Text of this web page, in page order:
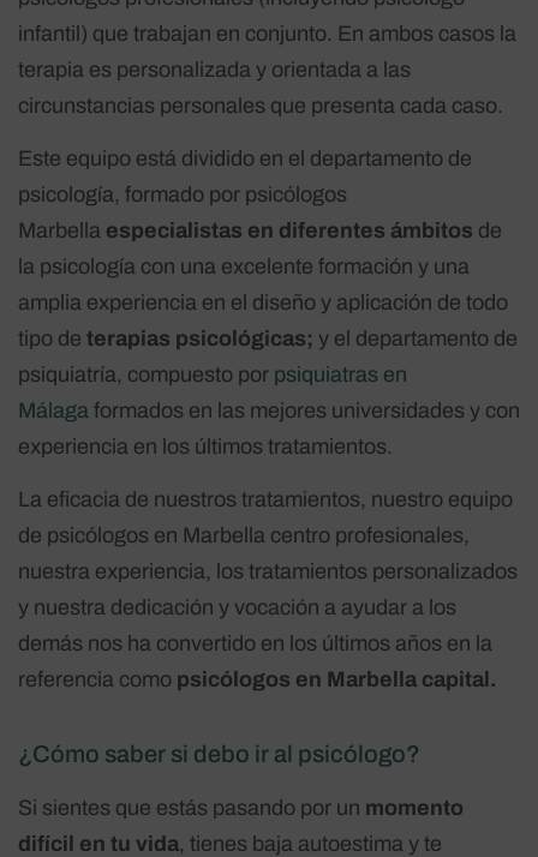
infantil) que trabajan en conjunto. En ambos casos la
terapia es personalizada y orientada a las
circunstancias personales que presenta cada caso.
Este equipo está dividido en el departamento de
psicología, formado por psicólogos
Marbella especialistas en diferentes ámbitos de
la psicología con una excelente formación y una
amplia experiencia en el diseño y aplicación de todo
tipo de terapias psicológicas; y el departamento de
psiquiatría, compuesto por psiquiatras en
Málaga formados en las mejores universidades y con
experiencia en los últimos tratamientos.
La eficacia de nuestros tratamientos, nuestro equipo
de psicólogos en Marbella centro profesionales,
nuestra experiencia, los tratamientos personalizados
y nuestra dedicación y vocación a ayudar a los
demás nos ha convertido en los últimos años en la
referencia como psicólogos en Marbella capital.
¿Cómo saber si debo ir al psicólogo?
Si sientes que estás pasando por un momento
difícil en tu vida, tienes baja autoestima y te